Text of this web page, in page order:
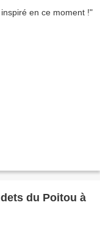
du Poitou à